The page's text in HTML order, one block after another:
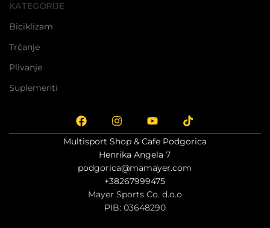
KATEGORIJE
Biciklizam
Trčanje
Plivanje
Suplementi
Multisport Shop & Cafe Podgorica
Henrika Angela 7
podgorica@mamayer.com
+38267999475
Mayer Sports Co. d.o.o
PIB: 03648290